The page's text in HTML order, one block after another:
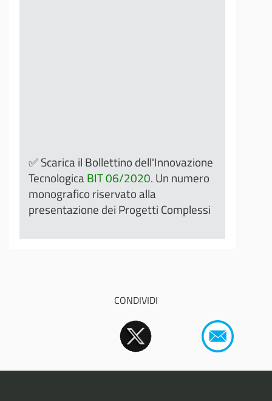
✅ Scarica il Bollettino dell'Innovazione
TecnologicaBIT 06/2020. Un numero
monografico riservato alla
presentazione dei Progetti Complessi
CONDIVIDI